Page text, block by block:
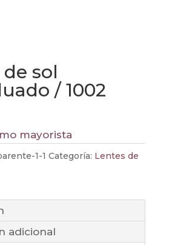
sol
/ 1002
mayorista
1-1 Categoría: Lentes de
adicional